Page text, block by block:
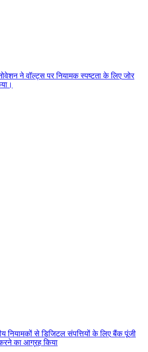
वशन न वलटस पर नयमक सपषटत क लए जर
य ।
य नयमक स डजटल सपतय क लए बक पज
रन क आगरह कय